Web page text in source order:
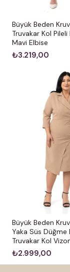
detaylı, kolları
%3 Viskon %97
Mankenin
Boy: 1.73.
Çamaşır
Önü pliseli,
%3 Viskon %97
Büyük Beden
Truvakar Kol
Mavi Elbise
₺3.219,00
Büyük Beden
Yaka Süs Düğme
Truvakar Kol
₺2.999,00